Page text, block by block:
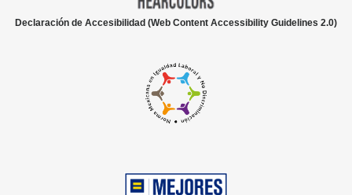
Declaración de Accesibilidad (Web Content Accessibility Guidelines 2.0)